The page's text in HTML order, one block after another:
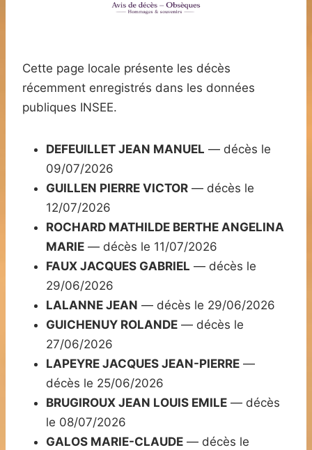
Cette page locale présente les décès
récemment enregistrés dans les données
publiques INSEE.
DEFEUILLET JEAN MANUEL — décès le
09/07/2026
GUILLEN PIERRE VICTOR — décès le
12/07/2026
ROCHARD MATHILDE BERTHE ANGELINA
MARIE — décès le 11/07/2026
FAUX JACQUES GABRIEL — décès le
29/06/2026
LALANNE JEAN — décès le 29/06/2026
GUICHENUY ROLANDE — décès le
27/06/2026
LAPEYRE JACQUES JEAN-PIERRE —
décès le 25/06/2026
BRUGIROUX JEAN LOUIS EMILE — décès
le 08/07/2026
GALOS MARIE-CLAUDE — décès le